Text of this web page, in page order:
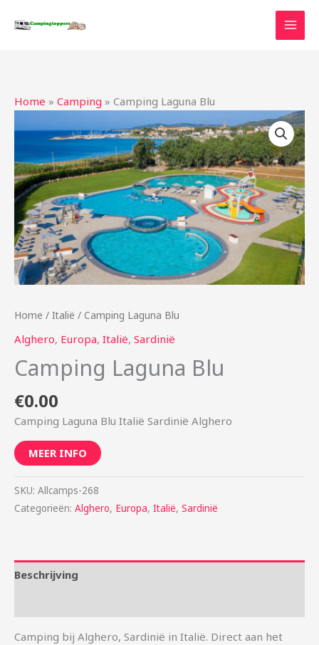
naar
Home » Camping » Camping Laguna Blu
Home / Italië / Camping Laguna Blu
Alghero, Europa, Italië, Sardinië
Camping Laguna Blu
€0.00
Camping Laguna Blu Italië Sardinië Alghero
MEER INFO
SKU: Allcamps-268
Categorieën: Alghero, Europa, Italië, Sardinië
Beschrijving
Camping bij Alghero, Sardinië in Italië. Direct aan het